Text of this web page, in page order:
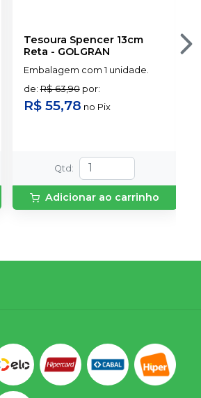
Tesoura Spencer 13cm
Reta - GOLGRAN
Embalagem com 1 unidade.
de:R$ 63,90 por:
R$ 55,78 no Pix
Qtd :
Adicionar ao carrinho